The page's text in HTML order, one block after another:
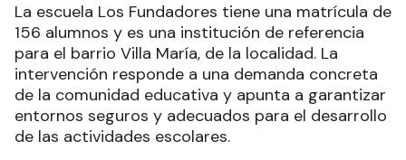
La escuela Los Fundadores tiene una matrícula de
156 alumnos y es una institución de referencia
para el barrio Villa María, de la localidad. La
intervención responde a una demanda concreta
de la comunidad educativa y apunta a garantizar
entornos seguros y adecuados para el desarrollo
de las actividades escolares.